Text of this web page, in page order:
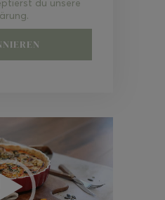
du unsere